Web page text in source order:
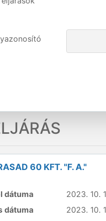
60 KFT. "F. A."
dátuma
2023. 10.
dátuma
2023. 10.